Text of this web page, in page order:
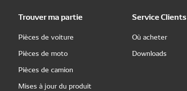
Trouver ma partie
Pièces de voiture
Pièces de moto
Pièces de camion
Mises à jour du produit
Service Clients
Où acheter
Downloads